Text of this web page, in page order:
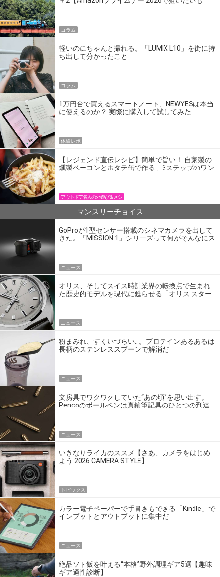
コラム
軽いのにちゃんと撮れる。「LUMIX L10」を街に持
ち出して分かったこと
コラム
1万円台で買えるスマートノート、NEWYESは本当
に使えるのか？ 実際に購入して試してみた
体験レポ
【レジェンド直伝レシピ】簡単で旨い！ 自家製の
燻製ベーコンとホタテ缶で作る、3ステップのワン
アウトドア名人の外遊び＆メシ
マンスリーチョイス
GoProが1型センサー搭載のシネマカメラを出して
きた。「MISSION 1」シリーズって何がそんなにス
ニュース
オリス、そしてスイス時計業界の転換点で生まれ
た歴史的モデルを現代に甦らせる「オリス スター
ニュース
粉まみれ、すくいづらい…。プロテインあるあるは
長柄のステンレススプーンで解消だ
ニュース
文房具でワクワクしていた“あの頃”を思い出す。
Pencoのボールペンは真鍮筆記具のひとつの到達
ニュース
いきなりライカのススメ【さあ、カメラをはじめ
よう 2026 CAMERA STYLE】
トピックス
カラー電子ペーパーで手書きもできる「Kindle」で
インプットとアウトプットに集中だ
ニュース
絶品ソト飯を叶える“本格”野外調理ギア5選【趣味
ギア適性診断】